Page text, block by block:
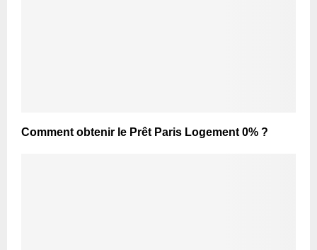
Comment obtenir le Prêt Paris Logement 0% ?